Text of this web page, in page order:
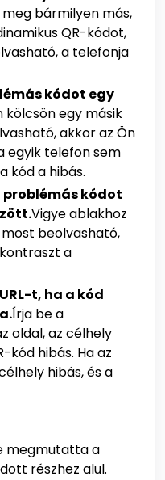
meg bármilyen más,
QR-kódot,
a telefonja
kódot egy
kölcsön egy másik
akkor az Ön
egyik telefon sem
kód a hibás.
problémás kódot
Vigye ablakhoz
beolvasható,
a
t, ha a kód
Írja be a
oldal, az célhely
kód hibás. Ha az
hibás, és a
megmutatta a
részhez alul.